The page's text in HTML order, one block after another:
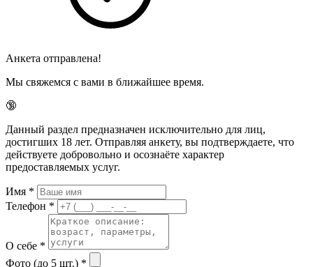
Анкета отправлена!
Мы свяжемся с вами в ближайшее время.
🔞
Данный раздел предназначен исключительно для лиц,
достигших 18 лет. Отправляя анкету, вы подтверждаете, что
действуете добровольно и осознаёте характер
предоставляемых услуг.
Имя *
Телефон *
О себе *
Фото (до 5 шт.) *